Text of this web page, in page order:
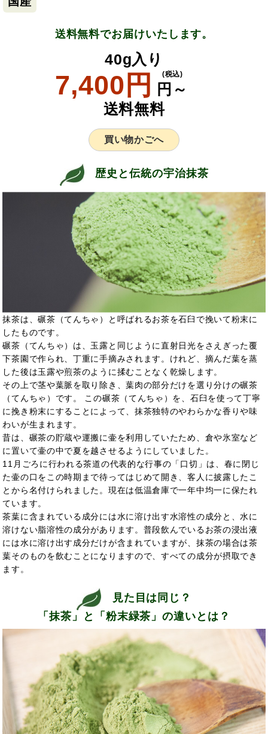
送料無料でお届けいたします。
40g入り
7,400円 円～
(税込)
送料無料
買い物かごへ
歴史と伝統の宇治抹茶
抹茶は、碾茶（てんちゃ）と呼ばれるお茶を石臼で挽いて粉末に
したものです。
碾茶（てんちゃ）は、玉露と同じように直射日光をさえぎった覆
下茶園で作られ、丁重に手摘みされます。けれど、摘んだ葉を蒸
した後は玉露や煎茶のように揉むことなく乾燥します。
その上で茎や葉脈を取り除き、葉肉の部分だけを選り分けの碾茶
（てんちゃ）です。 この碾茶（てんちゃ）を、石臼を使って丁寧
に挽き粉末にすることによって、抹茶独特のやわらかな香りや味
わいが生まれます。
昔は、碾茶の貯蔵や運搬に壷を利用していたため、倉や氷室など
に置いて壷の中で夏を越させるようにしていました。
11月ごろに行われる茶道の代表的な行事の「口切」は、春に閉じ
た壷の口をこの時期まで待ってはじめて開き、客人に披露したこ
とから名付けられました。現在は低温倉庫で一年中均一に保たれ
ています。
茶葉に含まれている成分には水に溶け出す水溶性の成分と、水に
溶けない脂溶性の成分があります。普段飲んでいるお茶の浸出液
には水に溶け出す成分だけが含まれていますが、抹茶の場合は茶
葉そのものを飲むことになりますので、すべての成分が摂取でき
ます。
見た目は同じ？
「抹茶」と「粉末緑茶」の違いとは？